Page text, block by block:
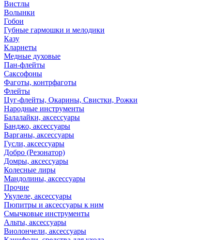
Вистлы
Волынки
Гобои
Губные гармошки и мелодики
Казу
Кларнеты
Медные духовые
Пан-флейты
Саксофоны
Фаготы, контрфаготы
Флейты
Цуг-флейты, Окарины, Свистки, Рожки
Народные инструменты
Балалайки, аксессуары
Банджо, аксессуары
Варганы, аксессуары
Гусли, аксессуары
Добро (Резонатор)
Домры, аксессуары
Колесные лиры
Мандолины, аксессуары
Прочие
Укулеле, аксессуары
Пюпитры и аксессуары к ним
Смычковые инструменты
Альты, аксессуары
Виолончели, аксессуары